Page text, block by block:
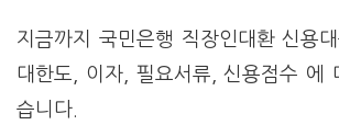
지금까지 국민은행 직장인대환 신용
대한도, 이자, 필요서류, 신용점수 에
습니다.